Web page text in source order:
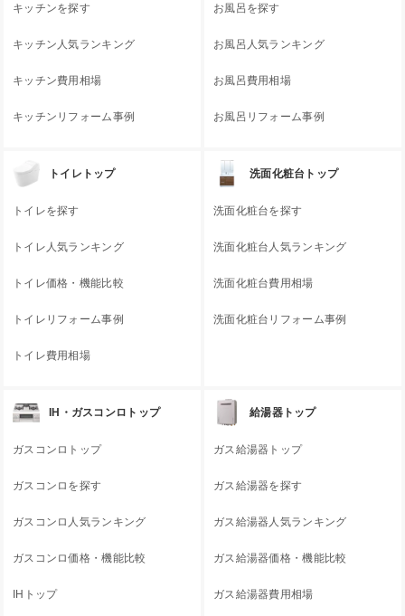
キッチンを探す
キッチン人気ランキング
キッチン費用相場
キッチンリフォーム事例
お風呂を探す
お風呂人気ランキング
お風呂費用相場
お風呂リフォーム事例
トイレトップ
トイレを探す
トイレ人気ランキング
トイレ価格・機能比較
トイレリフォーム事例
トイレ費用相場
洗面化粧台トップ
洗面化粧台を探す
洗面化粧台人気ランキング
洗面化粧台費用相場
洗面化粧台リフォーム事例
IH・ガスコンロトップ
ガスコンロトップ
ガスコンロを探す
ガスコンロ人気ランキング
ガスコンロ価格・機能比較
IHトップ
給湯器トップ
ガス給湯器トップ
ガス給湯器を探す
ガス給湯器人気ランキング
ガス給湯器価格・機能比較
ガス給湯器費用相場